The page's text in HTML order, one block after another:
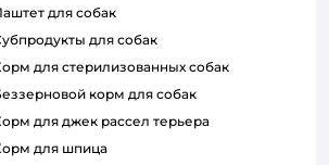
паштет для собак
субпродукты для собак
корм для стерилизованных собак
беззерновой корм для собак
корм для джек рассел терьера
корм для шпица